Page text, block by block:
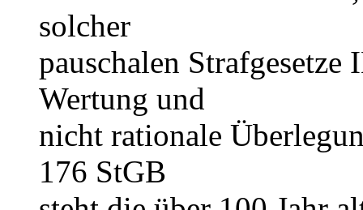
solcher
pauschalen
Wertung und
nicht rationale
176 StGB